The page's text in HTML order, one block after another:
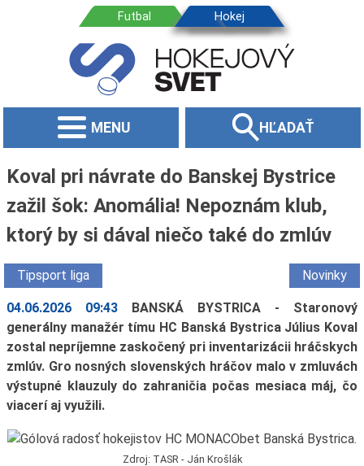
MENU HĽADAŤ
Koval pri návrate do Banskej Bystrice
zažil šok: Anomália! Nepoznám klub,
ktorý by si dával niečo také do zmlúv
Tipsport liga Novinky
04.06.2026 09:43
BANSKÁ BYSTRICA - Staronový
generálny manažér tímu HC Banská Bystrica Július Koval
zostal nepríjemne zaskočený pri inventarizácii hráčskych
zmlúv. Gro nosných slovenských hráčov malo v zmluvách
výstupné klauzuly do zahraničia počas mesiaca máj, čo
viacerí aj využili.
Zdroj: TASR - Ján Krošlák